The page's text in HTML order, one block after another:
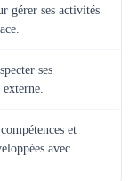
gérer ses activités
ses
externe.
et
avec